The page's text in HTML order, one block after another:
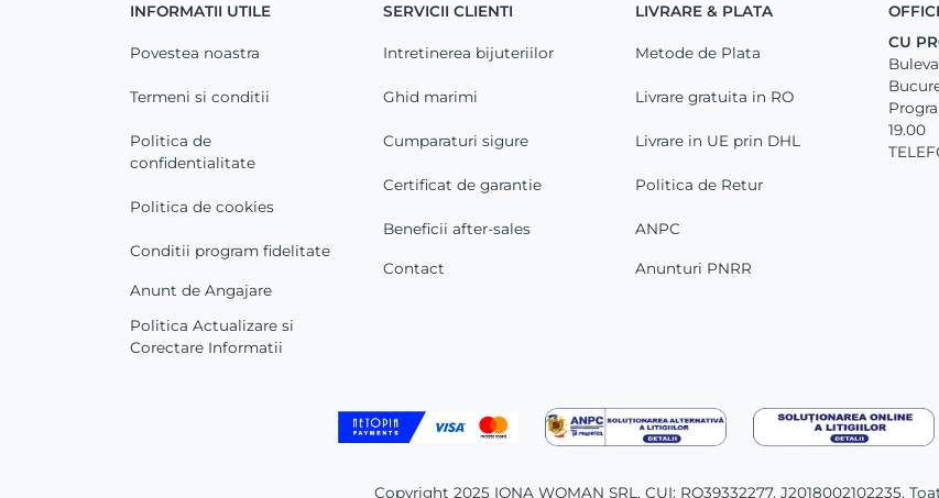
INFORMATII UTILE
Povestea noastra
Termeni si conditii
Politica de
confidentialitate
Politica de cookies
Conditii program fidelitate
Anunt de Angajare
Politica Actualizare si
Corectare Informatii
SERVICII CLIENTI
Intretinerea bijuteriilor
Ghid marimi
Cumparaturi sigure
Certificat de garantie
Beneficii after-sales
Contact
LIVRARE & PLATA
Metode de Plata
Livrare gratuita in RO
Livrare in UE prin DHL
Politica de Retur
ANPC
Anunturi PNRR
CU
19.00
Copyright 2025 IONA WOMAN SRL, CUI: RO39332277, J2018002102235.